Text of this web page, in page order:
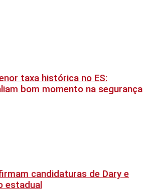
taxa histórica no ES:
bom momento na segurança
candidaturas de Dary e
estadual